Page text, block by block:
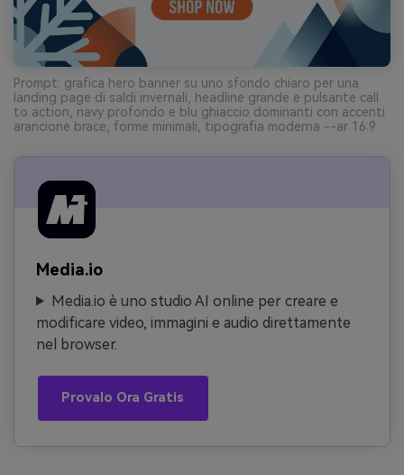
Prompt: grafica hero banner su uno sfondo chiaro per una
landing page di saldi invernali, headline grande e pulsante call
to action, navy profondo e blu ghiaccio dominanti con accenti
arancione brace, forme minimali, tipografia moderna --ar 16:9
Media.io
Media.io è uno studio AI online per creare e
modificare video, immagini e audio direttamente
nel browser.
Provalo Ora Gratis